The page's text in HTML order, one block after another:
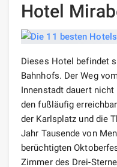
Hotel
Dieses Hotel befindet
Bahnhofs. Der Weg
Innenstadt dauert
den fußläufig
der Karlsplatz und die
Jahr Tausende von
berüchtigten
Zimmer des Drei-